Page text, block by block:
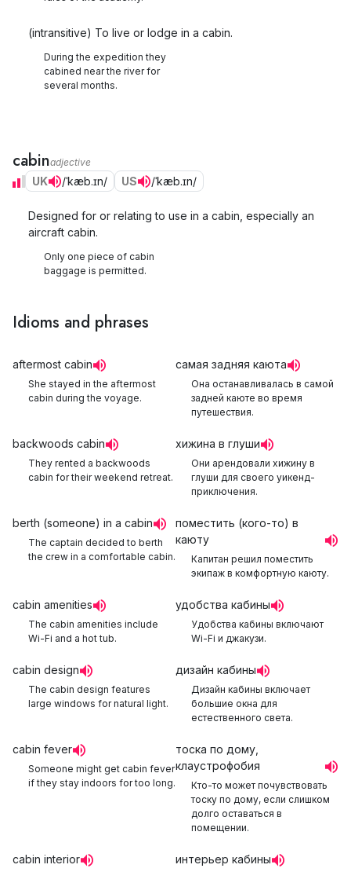
(intransitive) To live or lodge in a cabin.
During the expedition they
cabined near the river for
several months.
cabinadjective
UK /ˈkæb.ɪn/ US /ˈkæb.ɪn/
Designed for or relating to use in a cabin, especially an
aircraft cabin.
Only one piece of cabin
baggage is permitted.
Idioms and phrases
aftermost cabin
She stayed in the aftermost
cabin during the voyage.
самая задняя каюта
Она останавливалась в самой
задней каюте во время
путешествия.
backwoods cabin
They rented a backwoods
cabin for their weekend retreat.
хижина в глуши
Они арендовали хижину в
глуши для своего уикенд-
приключения.
berth (someone) in a cabin
The captain decided to berth
the crew in a comfortable cabin.
поместить (кого-то) в
каюту
Капитан решил поместить
экипаж в комфортную каюту.
cabin amenities
The cabin amenities include
Wi-Fi and a hot tub.
удобства кабины
Удобства кабины включают
Wi-Fi и джакузи.
cabin design
The cabin design features
large windows for natural light.
дизайн кабины
Дизайн кабины включает
большие окна для
естественного света.
cabin fever
Someone might get cabin fever
if they stay indoors for too long.
тоска по дому,
клаустрофобия
Кто-то может почувствовать
тоску по дому, если слишком
долго оставаться в
помещении.
cabin interior интерьер кабины